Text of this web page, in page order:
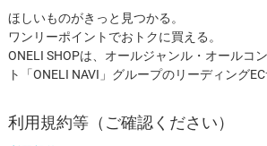
ほしいものがきっと見つかる。
ワンリーポイントでおトクに買える。
ONELI SHOPは、オールジャンル・オールコ
ト「ONELI NAVI」グループのリーディングEC
利用規約等（ご確認ください）